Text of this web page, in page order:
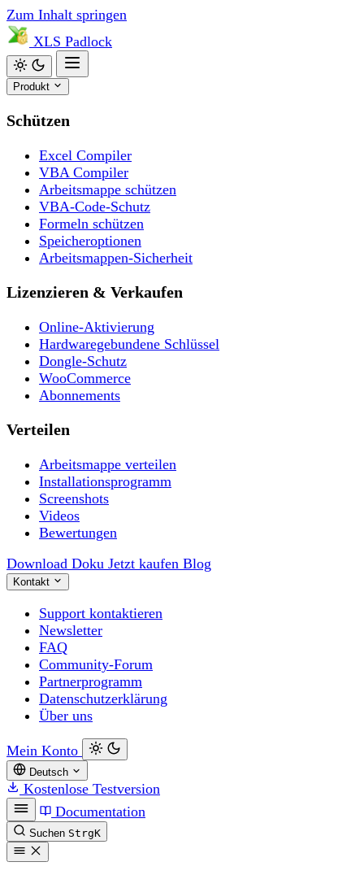
Zum Inhalt springen
XLS Padlock
Produkt
Schützen
Excel Compiler
VBA Compiler
Arbeitsmappe schützen
VBA-Code-Schutz
Formeln schützen
Speicheroptionen
Arbeitsmappen-Sicherheit
Lizenzieren & Verkaufen
Online-Aktivierung
Hardwaregebundene Schlüssel
Dongle-Schutz
WooCommerce
Abonnements
Verteilen
Arbeitsmappe verteilen
Installationsprogramm
Screenshots
Videos
Bewertungen
Download Doku Jetzt kaufen Blog
Kontakt
Support kontaktieren
Newsletter
FAQ
Community-Forum
Partnerprogramm
Datenschutzerklärung
Über uns
Mein Konto
Deutsch
Kostenlose Testversion
Documentation
Suchen StrgK